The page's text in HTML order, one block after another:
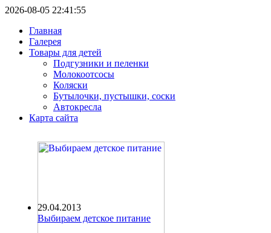
2026-08-05 22:41:55
Главная
Галерея
Товары для детей
Подгузники и пеленки
Молокоотсосы
Коляски
Бутылочки, пустышки, соски
Автокресла
Карта сайта
29.04.2013
Выбираем детское питание